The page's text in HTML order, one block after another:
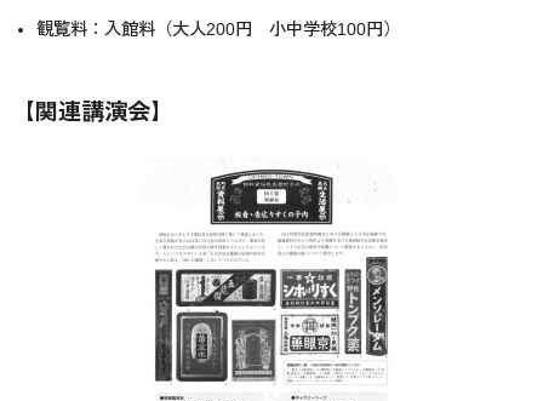
観覧料：入館料（大人200円 小中学校100円）
【関連講演会】